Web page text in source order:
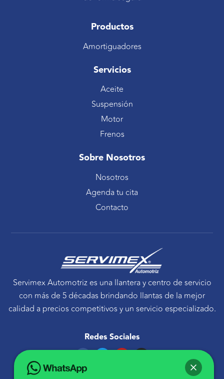
Productos
Amortiguadores
Servicios
Aceite
Suspensión
Motor
Frenos
Sobre Nosotros
Nosotros
Agenda tu cita
Contacto
Servimex Automotriz es una llantera y centro de servicio
con más de 5 décadas brindando llantas de la mejor
calidad a precios competitivos y un servicio especializado.
Redes Sociales
F
c
e
T Y I